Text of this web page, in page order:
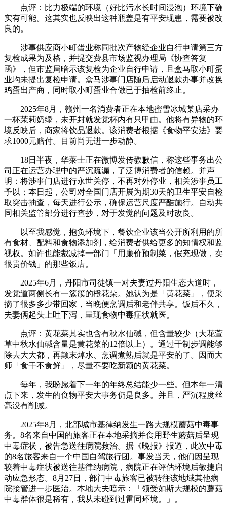
点评：比力极端的环境（好比污水长时间浸泡）环境下确
实有可能。这其实也反映出这种瓶盖是有平安现患，需要被改
良的。
涉事供应商小町蛋业称同批次产物经企业自行申请第三方
复检成果为及格，并提交费县市场监视办理局《协查答复
函》，但市监局暗示该复检为企业自行申请，且盒马取小町蛋
业均未提出复检申请。盒马涉事门店随后启动退款办事并改换
鸡蛋出产商，同时取小町蛋业合做已于抽检前终止。
2025年8月，赣州一名消费者正在本地蜜雪冰城某店采办
一杯茉莉奶绿，未开封就发觉杯内有只甲由。他将有异物的环
境反映后，商家将饮品退款。该消费者根据《食物平安法》要
求1000元赔付。目前尚无进一步动静。
18日半夜，华莱士正在微博发传教歉信，称这些事务出公
司正在运营办理中的严沉疏漏，了泛博消费者的信赖。并声
明：将涉事门店进行永世关停，不再对外停业，相关涉事员工
予以；本日起，公司对全国门店开展为期30天的卫生平安自检
取突击抽查，每天进行公示，确保运营尺度严酷施行。自动共
同相关监管部分进行查抄，对于发觉的问题及时改良。
以至我感觉，抱负环境下，餐饮企业该当公开所利用的所
有食材、配料和食物添加剂，给消费者供给更多的知情权和监
视权。如许也能裁减掉一部门「用廉价预制菜，假充现做，卖
很贵价钱」的那些饭店。
2025年6月，丹阳市司徒镇一对夫妻过丹阳生态大道时，
发觉道两侧长有一簇簇的橙花朵。她认为是「黄花菜」，便采
摘了很多多少带回家，当晚便烹调后和老伴共享。饭后不久，
夫妻俩起头上吐下泻，呈现食物中毒症状就医。
点评：黄花菜其实也含有秋水仙碱，但含量较少（大花萱
草中秋水仙碱含量是黄花菜的12倍以上）。通过干制步调能够
除去大大都，再颠末焯水、烹调煮熟后就是平安的了。因而大
师「食干不食鲜」，尽量不要吃新颖的黄花菜。
每年，我盼愿着下一年的年终总结能少一些。但本年一清
点下来，发生的食物平安大事务仍是良多。并且，严沉程度丝
毫没有削减。
2025年8月，北部城市基律纳发生一路大规模蘑菇中毒事
务。8名来自中国的旅客正在本地采摘并食用野生蘑菇后呈现
中毒症状，被告急送往病院救治。据《晚报》报道，此次中毒
的8名旅客来自一个中国自驾旅行团。事发当天，他们因呈现
较着中毒症状被送往基律纳病院，病院正在评估环境后敏捷启
动应急形态。8月27日，部门中毒旅客已被转往该地域其他病
院接管进一步医治。本地大夫暗示：「领受如斯大规模的蘑菇
中毒群体很是稀有，我从未碰到过雷同环境。」。